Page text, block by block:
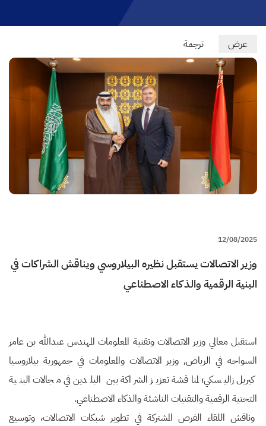
Primary
tabs
عرض
التبويب
النشطة)
ترجمة
12/08/2025
وزير الاتصالات يستقبل نظيره البيلاروسي ويناقش الشراكات في
البنية الرقمية والذكاء الاصطناعي
استقبل معالي وزير الاتصالات وتقنية المعلومات المهندس عبدالله بن عامر
السواحه في الرياض, وزير الاتصالات والمعلومات في جمهورية بيلاروسيا
كيريل زاليسكي؛ لمناقشة تعزيز الشراكة بين البلدين في مجالات البنية
التحتية الرقمية والتقنيات الناشئة والذكاء الاصطناعي.
وناقش اللقاء الفرص المشتركة في تطوير شبكات الاتصالات، وتوسيع